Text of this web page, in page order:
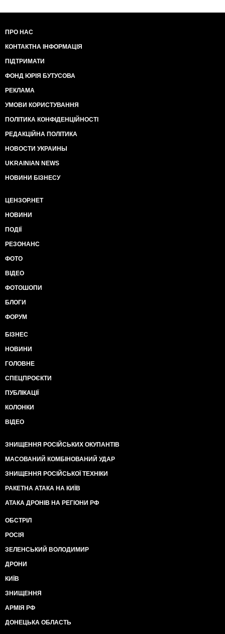
ПРО НАС
КОНТАКТНА ІНФОРМАЦІЯ
ПІДТРИМАТИ
ФОНД ЮРІЯ БУТУСОВА
РЕКЛАМА
УМОВИ КОРИСТУВАННЯ
ПОЛІТИКА КОНФІДЕНЦІЙНОСТІ
РЕДАКЦІЙНА ПОЛІТИКА
НОВОСТИ УКРАИНЫ
UKRAINIAN NEWS
НОВИНИ БІЗНЕСУ
ЦЕНЗОР.НЕТ
НОВИНИ
ПОДІЇ
РЕЗОНАНС
ФОТО
ВІДЕО
ФОТОШОПИ
БЛОГИ
ФОРУМ
БІЗНЕС
НОВИНИ
ГОЛОВНЕ
СПЕЦПРОЄКТИ
ПУБЛІКАЦІЇ
КОЛОНКИ
ВІДЕО
ЗНИЩЕННЯ РОСІЙСЬКИХ ОКУПАНТІВ
МАСОВАНИЙ КОМБІНОВАНИЙ УДАР
ЗНИЩЕННЯ РОСІЙСЬКОЇ ТЕХНІКИ
РАКЕТНА АТАКА НА КИЇВ
АТАКА ДРОНІВ НА РЕГІОНИ РФ
ОБСТРІЛ
РОСІЯ
ЗЕЛЕНСЬКИЙ ВОЛОДИМИР
ДРОНИ
КИЇВ
ЗНИЩЕННЯ
АРМІЯ РФ
ДОНЕЦЬКА ОБЛАСТЬ